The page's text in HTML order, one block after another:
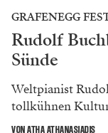
GRAFENEGG
Rudolf
Sünde
Weltpianist
tollkühnen
VON ATHA ATHANASIADIS